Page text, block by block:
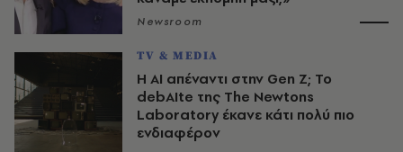
Newsroom
TV & MEDIA
Η AI απέναντι στην Gen Z; Το
debAIte της The Newtons
Laboratory έκανε κάτι πολύ πιο
ενδιαφέρον